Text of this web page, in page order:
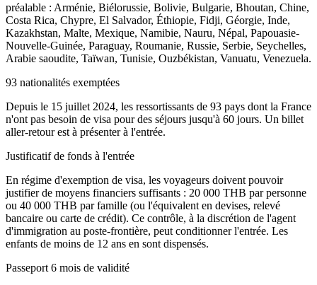
préalable : Arménie, Biélorussie, Bolivie, Bulgarie, Bhoutan, Chine,
Costa Rica, Chypre, El Salvador, Éthiopie, Fidji, Géorgie, Inde,
Kazakhstan, Malte, Mexique, Namibie, Nauru, Népal, Papouasie-
Nouvelle-Guinée, Paraguay, Roumanie, Russie, Serbie, Seychelles,
Arabie saoudite, Taïwan, Tunisie, Ouzbékistan, Vanuatu, Venezuela.
93 nationalités exemptées
Depuis le 15 juillet 2024, les ressortissants de 93 pays dont la France
n'ont pas besoin de visa pour des séjours jusqu'à 60 jours. Un billet
aller-retour est à présenter à l'entrée.
Justificatif de fonds à l'entrée
En régime d'exemption de visa, les voyageurs doivent pouvoir
justifier de moyens financiers suffisants : 20 000 THB par personne
ou 40 000 THB par famille (ou l'équivalent en devises, relevé
bancaire ou carte de crédit). Ce contrôle, à la discrétion de l'agent
d'immigration au poste-frontière, peut conditionner l'entrée. Les
enfants de moins de 12 ans en sont dispensés.
Passeport 6 mois de validité